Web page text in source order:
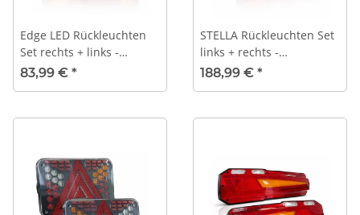
Edge LED Rückleuchten
Set rechts + links -
174x206,5mm - 12/24V
83,99 € *
STELLA Rückleuchten Set
links + rechts -
363x48mm - 12V/24V
188,99 € *